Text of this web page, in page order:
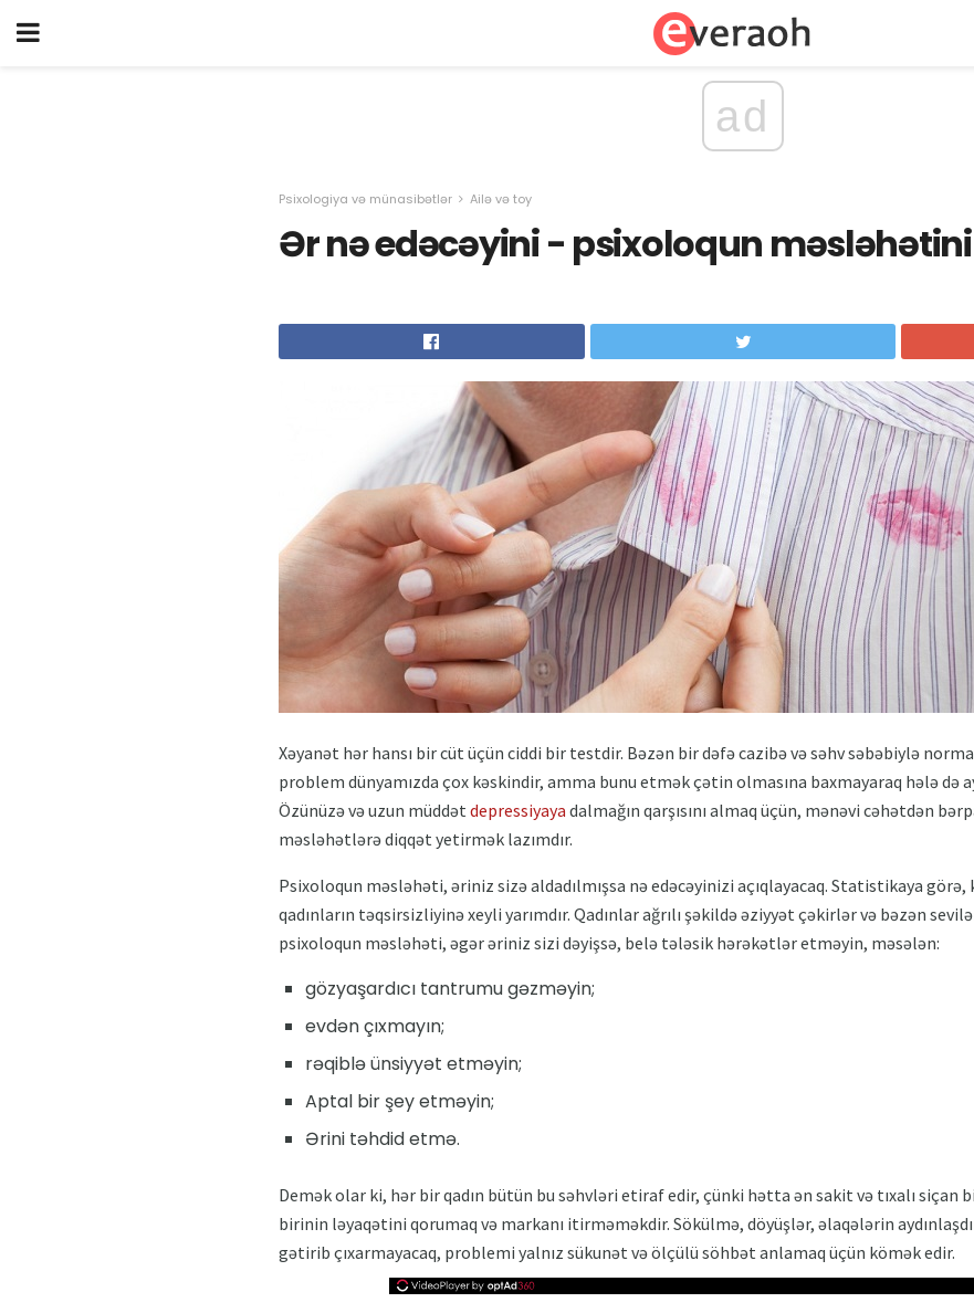
ad
Psixologiya və münasibətlər Ailə və toy
Ər nə edəcəyini - psixoloqun
Xəyanət hər hansı bir cüt üçün ciddi bir testdir. Bəzən bir dəfə cazibə və səhv səbəbiylə
problem dünyamızda çox kəskindir, amma bunu etmək çətin olmasına baxmayaraq hələ də
Özünüzə və uzun müddət depressiyaya dalmağın qarşısını almaq üçün, mənəvi cəhətdən
məsləhətlərə diqqət yetirmək lazımdır.
Psixoloqun məsləhəti, əriniz sizə aldadılmışsa nə edəcəyinizi açıqlayacaq. Statistikaya
qadınların təqsirsizliyinə xeyli yarımdır. Qadınlar ağrılı şəkildə əziyyət çəkirlər və bəzən
psixoloqun məsləhəti, əgər əriniz sizi dəyişsə, belə tələsik hərəkətlər etməyin, məsələn:
gözyaşardıcı tantrumu gəzməyin;
evdən çıxmayın;
rəqiblə ünsiyyət etməyin;
Aptal bir şey etməyin;
Ərini təhdid etmə.
Demək olar ki, hər bir qadın bütün bu səhvləri etiraf edir, çünki hətta ən sakit və tıxalı siçan
birinin ləyaqətini qorumaq və markanı itirməməkdir. Sökülmə, döyüşlər, əlaqələrin
gətirib çıxarmayacaq, problemi yalnız sükunət və ölçülü söhbət anlamaq üçün kömək edir.